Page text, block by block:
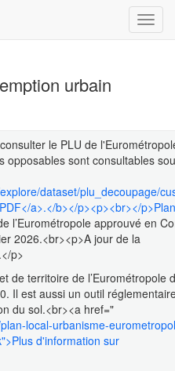
urbain
le PLU de
opposables sont consultables
dataset/plu_decoupage/
a>.</b></p><p><br></p>Plan
l’Eurométropole approuvé en
2026.<br><p>A jour de la
p>
de territoire de l’Eurométropole
Il est aussi un outil
du sol.<br><a href="
local-urbanisme-
d'information sur